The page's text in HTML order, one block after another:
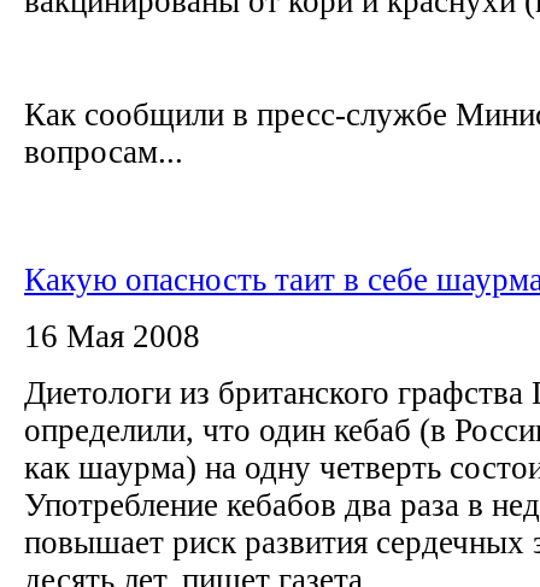
Как сообщили в пресс-службе
вопросам...
Какую опасность таит в себе
16 Мая 2008
Диетологи из британского
определили, что один кебаб (в
как шаурма) на одну четверть
Употребление кебабов два раза в
повышает риск развития сердечных
десять лет, пишет газета...